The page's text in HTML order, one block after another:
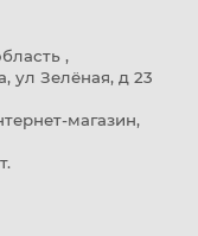
,
ул Зелёная, д 23
магазин,